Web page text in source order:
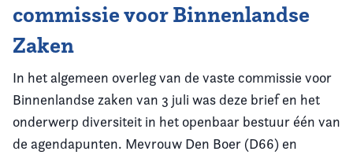
commissie voor Binnenlandse
Zaken
In het algemeen overleg van de vaste commissie voor
Binnenlandse zaken van 3 juli was deze brief en het
onderwerp diversiteit in het openbaar bestuur één van
de agendapunten. Mevrouw Den Boer (D66) en